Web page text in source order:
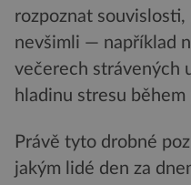
rozpoznat
nevšimli — například
večerech strávených
hladinu stresu během
Právě tyto drobné
jakým lidé den za